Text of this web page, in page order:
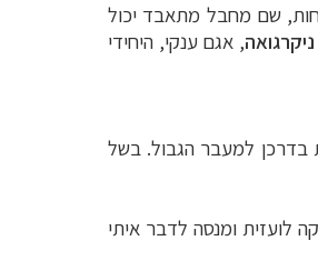
שם מחבל מתאבד יכול
, אגם ענקי, היחידי
בדרכן למעבר הגבול. בשל
אני יושבת ליד ילדה קטנה, בת 6 בערך, שמקשיבה למוסיקה לועזית ומנסה לדבר איתי